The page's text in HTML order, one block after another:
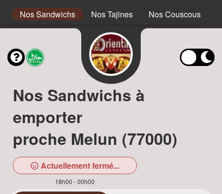
Nos Sandwichs Nos Tajines Nos Couscous
Nos Sandwichs à
emporter
proche Melun (77000)
Actuellement fermé...
18h00 - 00h00